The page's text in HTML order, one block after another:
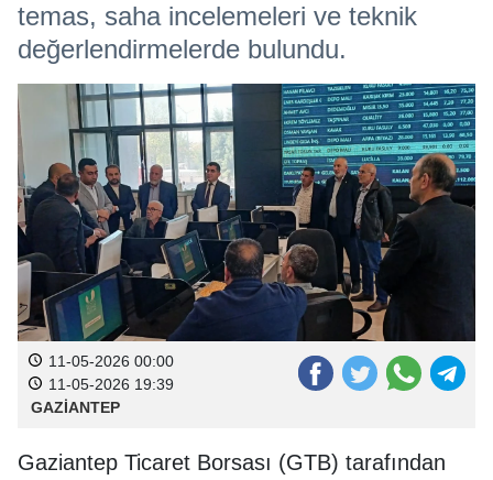
temas, saha incelemeleri ve teknik
değerlendirmelerde bulundu.
11-05-2026 00:00
11-05-2026 19:39
GAZİANTEP
Gaziantep Ticaret Borsası (GTB) tarafından